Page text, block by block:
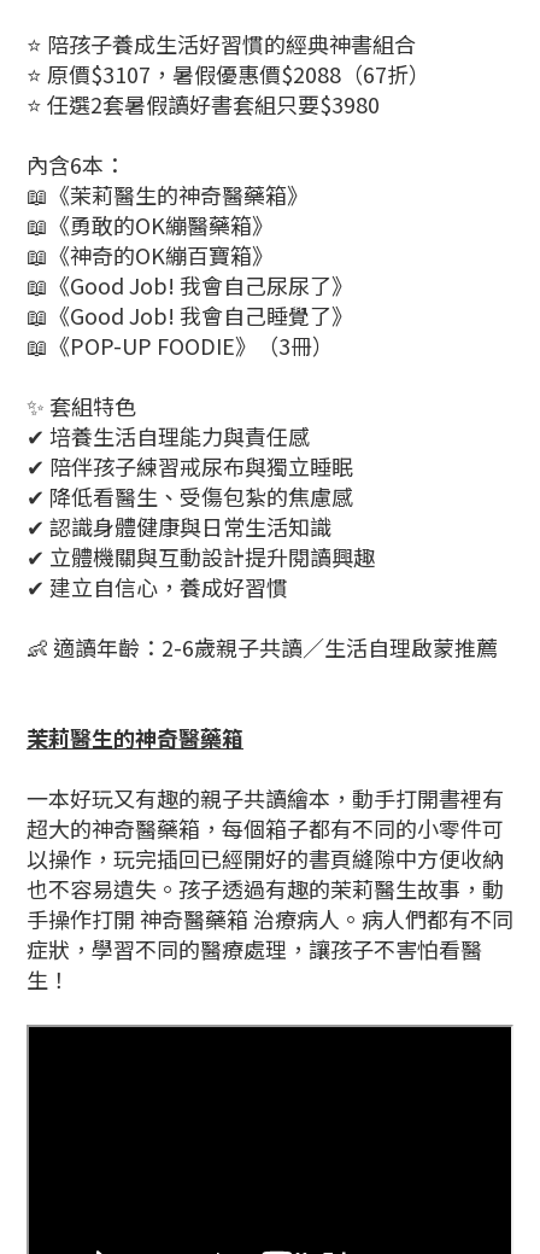
⭐ 陪孩子養成生活好習慣的經典神書組合
⭐ 原價$3107，暑假優惠價$2088（67折）
⭐ 任選2套暑假讀好書套組只要$3980
內含6本：
📖《茉莉醫生的神奇醫藥箱》
📖《勇敢的OK繃醫藥箱》
📖《神奇的OK繃百寶箱》
📖《Good Job! 我會自己尿尿了》
📖《Good Job! 我會自己睡覺了》
📖《POP-UP FOODIE》（3冊）
✨ 套組特色
✔ 培養生活自理能力與責任感
✔ 陪伴孩子練習戒尿布與獨立睡眠
✔ 降低看醫生、受傷包紮的焦慮感
✔ 認識身體健康與日常生活知識
✔ 立體機關與互動設計提升閱讀興趣
✔ 建立自信心，養成好習慣
👶 適讀年齡：2-6歲親子共讀／生活自理啟蒙推薦
茉莉醫生的神奇醫藥箱
一本好玩又有趣的親子共讀繪本，動手打開書裡有
超大的神奇醫藥箱，每個箱子都有不同的小零件可
以操作，玩完插回已經開好的書頁縫隙中方便收納
也不容易遺失。孩子透過有趣的茉莉醫生故事，動
手操作打開 神奇醫藥箱 治療病人。病人們都有不同
症狀，學習不同的醫療處理，讓孩子不害怕看醫
生！